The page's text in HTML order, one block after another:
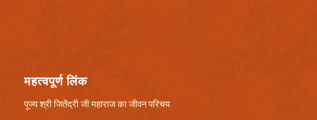
महत्वपूर्ण लिंक
पूज्य श्री जितेंद्री जी महाराज का जीवन परिचय